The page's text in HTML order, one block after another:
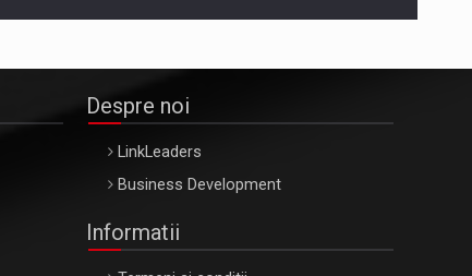
Despre noi
LinkLeaders
Business Development
Informatii